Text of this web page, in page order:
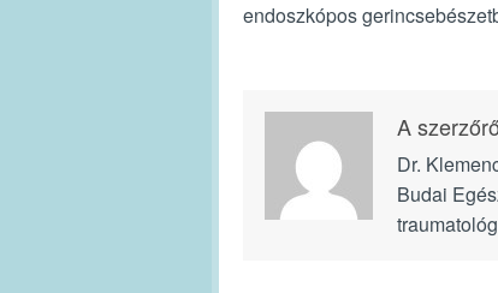
endoszkópos
A
Dr.
Budai